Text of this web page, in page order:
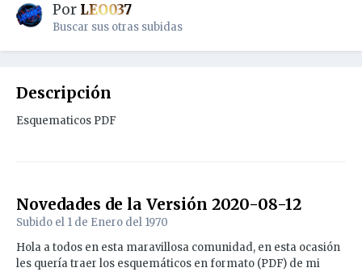
Por LEO037
Buscar sus otras subidas
Descripción
Esquematicos PDF
Novedades de la Versión 2020-08-12
Subido el 1 de Enero del 1970
Hola a todos en esta maravillosa comunidad, en esta ocasión
les quería traer los esquemáticos en formato (PDF) de mi